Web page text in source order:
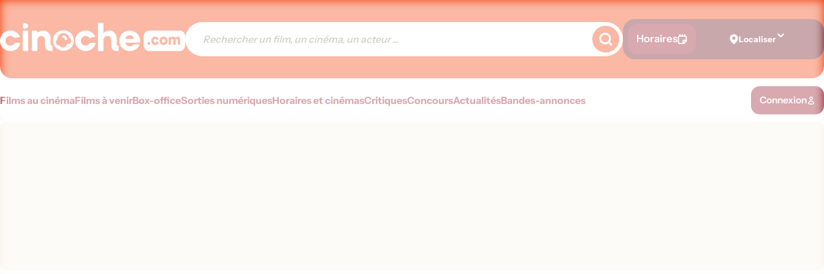
Horaires Localiser
Films au cinémaFilms à venirBox-officeSorties numériquesHoraires et cinémasCritiquesConcoursActualitésBandes-annonces Connexion